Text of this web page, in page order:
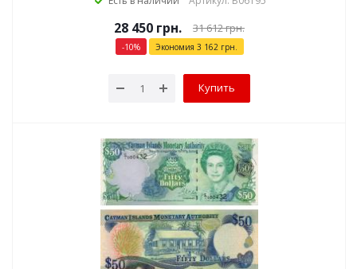
28 450 грн. 31 612грн.
-10% Экономия 3 162грн.
Купить